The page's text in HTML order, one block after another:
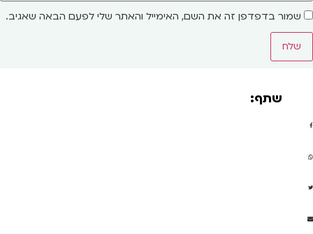
שמור בדפדפן זה את השם, האימייל והאתר שלי לפעם הבאה שאגיב.
שתף: